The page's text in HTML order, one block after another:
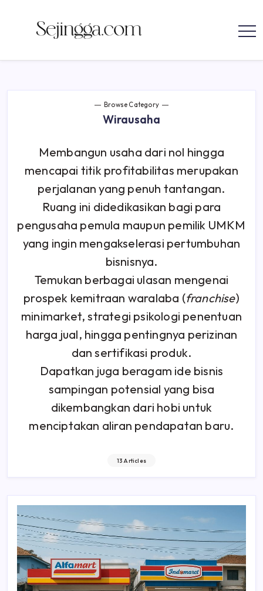
informasi
Browse Category
Wirausaha
Membangun usaha dari nol hingga
mencapai titik profitabilitas merupakan
perjalanan yang penuh tantangan.
Ruang ini didedikasikan bagi para
pengusaha pemula maupun pemilik UMKM
yang ingin mengakselerasi pertumbuhan
bisnisnya.
Temukan berbagai ulasan mengenai
prospek kemitraan waralaba (franchise)
minimarket, strategi psikologi penentuan
harga jual, hingga pentingnya perizinan
dan sertifikasi produk.
Dapatkan juga beragam ide bisnis
sampingan potensial yang bisa
dikembangkan dari hobi untuk
menciptakan aliran pendapatan baru.
13 Articles